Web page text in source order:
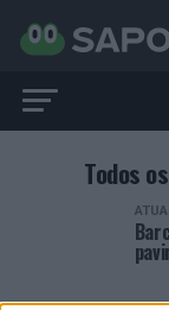
Todos